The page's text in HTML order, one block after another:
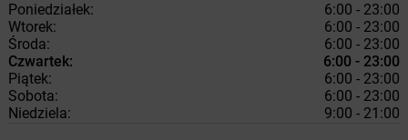
Poniedziałek:
6:00 - 23:00
Wtorek:
6:00 - 23:00
Środa:
6:00 - 23:00
Czwartek:
6:00 - 23:00
Piątek:
6:00 - 23:00
Sobota:
6:00 - 23:00
Niedziela:
9:00 - 21:00